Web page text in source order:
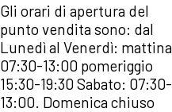
Gli orari di apertura del
punto vendita sono: dal
Lunedì al Venerdì: mattina
07:30-13:00 pomeriggio
15:30-19:30 Sabato: 07:30-
13:00. Domenica chiuso